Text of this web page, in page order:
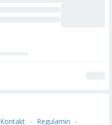
Kontakt Regulamin